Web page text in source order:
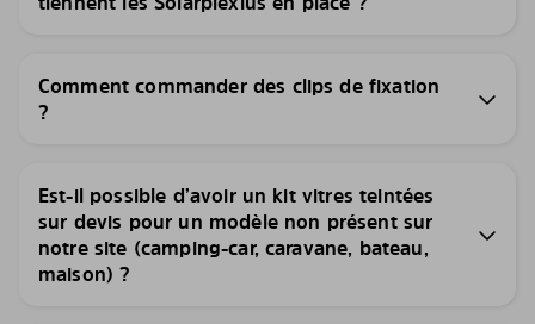
Comment commander des clips de fixation
?
Est-il possible d’avoir un kit vitres teintées
sur devis pour un modèle non présent sur
notre site (camping-car, caravane, bateau,
maison) ?